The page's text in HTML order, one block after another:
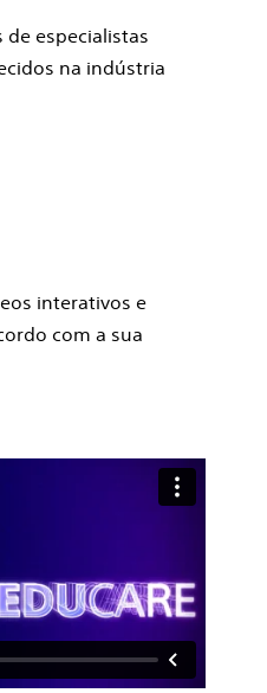
de especialistas
na indústria
interativos e
com a sua